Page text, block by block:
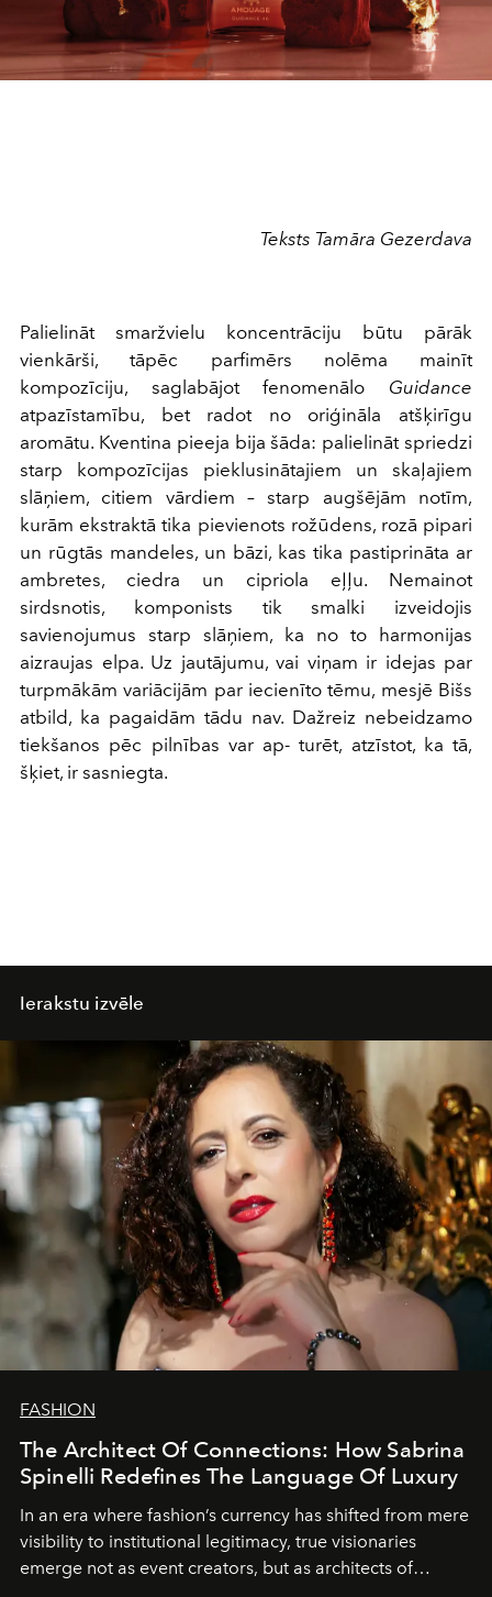
Teksts Tamāra Gezerdava
Palielināt smaržvielu koncentrāciju būtu pārāk
vienkārši, tāpēc parfimērs nolēma mainīt
kompozīciju, saglabājot fenomenālo Guidance
atpazīstamību, bet radot no oriģināla atšķirīgu
aromātu. Kventina pieeja bija šāda: palielināt spriedzi
starp kompozīcijas pieklusinātajiem un skaļajiem
slāņiem, citiem vārdiem – starp augšējām notīm,
kurām ekstraktā tika pievienots rožūdens, rozā pipari
un rūgtās mandeles, un bāzi, kas tika pastiprināta ar
ambretes, ciedra un cipriola eļļu. Nemainot
sirdsnotis, komponists tik smalki izveidojis
savienojumus starp slāņiem, ka no to harmonijas
aizraujas elpa. Uz jautājumu, vai viņam ir idejas par
turpmākām variācijām par iecienīto tēmu, mesjē Bišs
atbild, ka pagaidām tādu nav. Dažreiz nebeidzamo
tiekšanos pēc pilnības var ap- turēt, atzīstot, ka tā,
šķiet, ir sasniegta.
Ierakstu izvēle
FASHION
The Architect Of Connections: How Sabrina
Spinelli Redefines The Language Of Luxury
In an era where fashion’s currency has shifted from mere
visibility to institutional legitimacy, true visionaries
emerge not as event creators, but as architects of